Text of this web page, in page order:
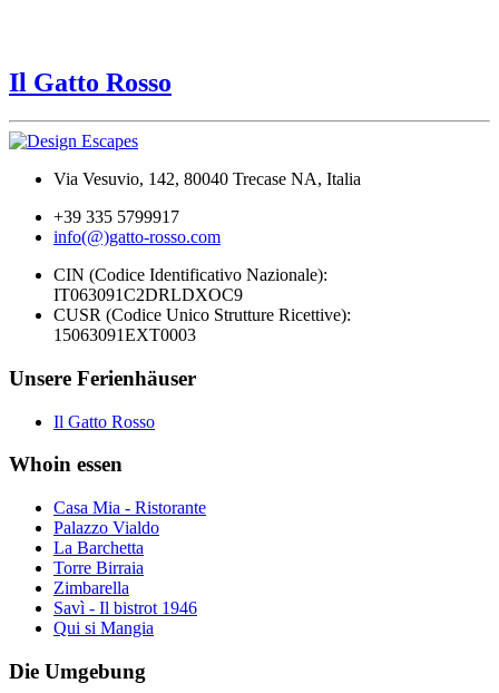
Il Gatto Rosso
Via Vesuvio, 142, 80040 Trecase NA, Italia
+39 335 5799917
info(@)gatto-rosso.com
CIN (Codice Identificativo Nazionale):
IT063091C2DRLDXOC9
CUSR (Codice Unico Strutture Ricettive):
15063091EXT0003
Unsere Ferienhäuser
Il Gatto Rosso
Whoin essen
Casa Mia - Ristorante
Palazzo Vialdo
La Barchetta
Torre Birraia
Zimbarella
Savì - Il bistrot 1946
Qui si Mangia
Die Umgebung